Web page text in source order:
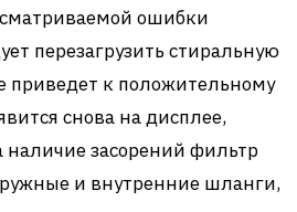
ошибки
перезагрузить стиральную
приведет к положительному
снова на дисплее,
наличие засорений фильтр
и внутренние шланги,